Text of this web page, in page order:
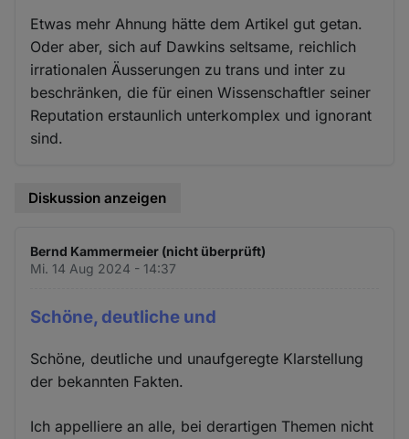
Etwas mehr Ahnung hätte dem Artikel gut getan.
Oder aber, sich auf Dawkins seltsame, reichlich
irrationalen Äusserungen zu trans und inter zu
beschränken, die für einen Wissenschaftler seiner
Reputation erstaunlich unterkomplex und ignorant
sind.
Diskussion anzeigen
Bernd Kammermeier (nicht überprüft)
Mi. 14 Aug 2024 - 14:37
Schöne, deutliche und
Schöne, deutliche und unaufgeregte Klarstellung
der bekannten Fakten.
Ich appelliere an alle, bei derartigen Themen nicht